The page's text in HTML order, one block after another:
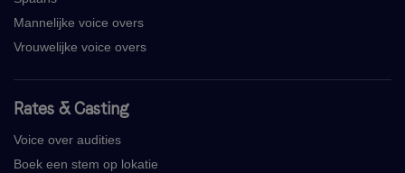
Mannelijke voice overs
Vrouwelijke voice overs
Rates & Casting
Voice over audities
Boek een stem op lokatie